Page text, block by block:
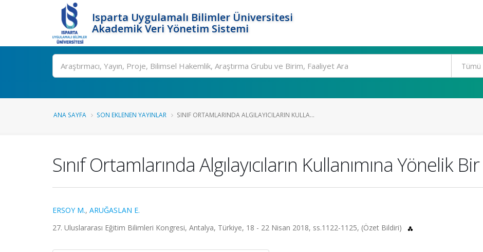
Isparta Uygulamalı Bilimler Üniversitesi
Akademik Veri Yönetim Sistemi
Ara
ANA SAYFA SON EKLENEN YAYINLAR SINIF ORTAMLARINDA ALGILAYICILARIN KULLA...
Sınıf Ortamlarında Algılayıcıların Kullanımına Yönelik
ERSOY M., ARUĞASLAN E.
27. Uluslararası Eğitim Bilimleri Kongresi, Antalya, Türkiye, 18 - 22 Nisan 2018, ss.1122-1125, (Özet Bildiri)